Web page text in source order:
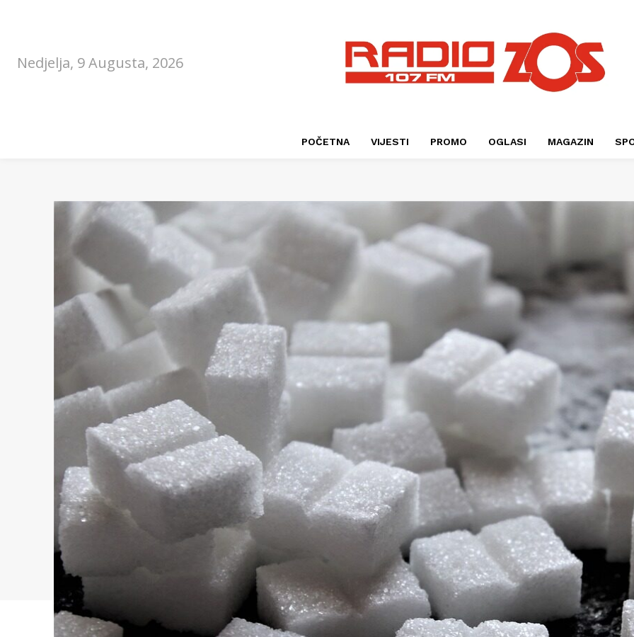
Nedjelja, 9 Augusta, 2026
POČETNA VIJESTI PROMO OGLASI MAGAZIN